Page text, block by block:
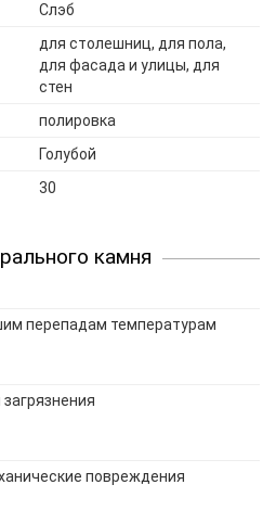
Слэб
для столешниц, для пола,
для фасада и улицы, для
стен
полировка
Голубой
30
камня
перепадам температурам
загрязнения
повреждения